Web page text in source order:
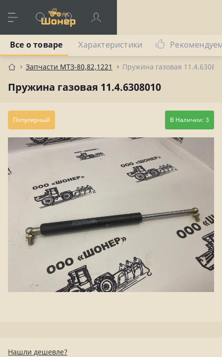
Запчасти МТЗ-80,82,1221 Пружина газовая
Пружина газовая 11.4.6308010
Все о товаре Характеристики
Популярный В Наличии: 3
Нашли дешевле?